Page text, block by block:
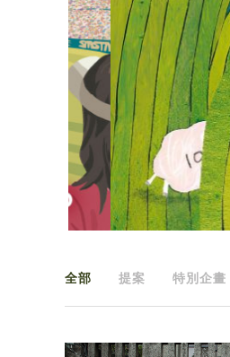
全部 提案 特別企畫